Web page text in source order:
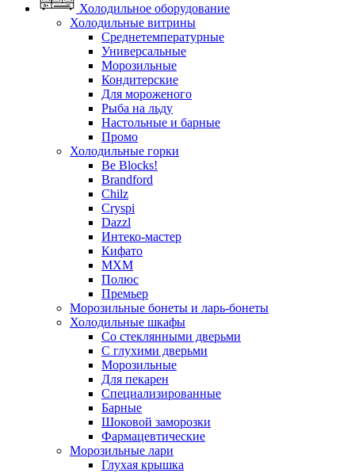
Холодильное оборудование
Холодильные витрины
Среднетемпературные
Универсальные
Морозильные
Кондитерские
Для мороженого
Рыба на льду
Настольные и барные
Промо
Холодильные горки
Be Blocks!
Brandford
Chilz
Cryspi
Dazzl
Интеко-мастер
Кифато
МХМ
Полюс
Премьер
Морозильные бонеты и ларь-бонеты
Холодильные шкафы
Со стеклянными дверьми
С глухими дверьми
Морозильные
Для пекарен
Специализированные
Барные
Шоковой заморозки
Фармацевтические
Морозильные лари
Глухая крышка